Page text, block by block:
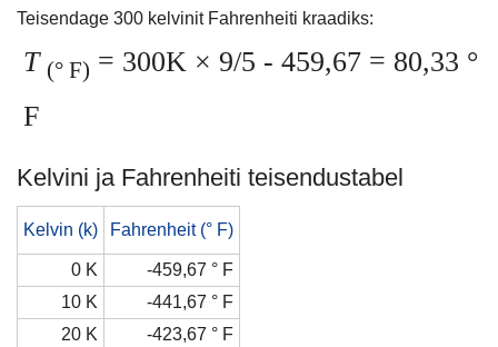
Teisendage 300 kelvinit Fahrenheiti kraadiks:
T (° F) = 300K × 9/5 - 459,67 = 80,33 °
F
Kelvini ja Fahrenheiti teisendustabel
Kelvin (k) Fahrenheit (° F)
0 K
-459,67 ° F
10 K
-441,67 ° F
20 K
-423,67 ° F